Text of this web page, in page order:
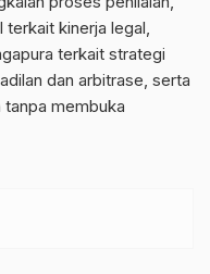
kinerja legal,
terkait strategi
dan arbitrase, serta
membuka